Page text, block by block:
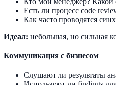
Есть ли процесс code
Как часто проводятся
Идеал: небольшая, но сильная
Коммуникация с бизнесом
Слушают ли результаты